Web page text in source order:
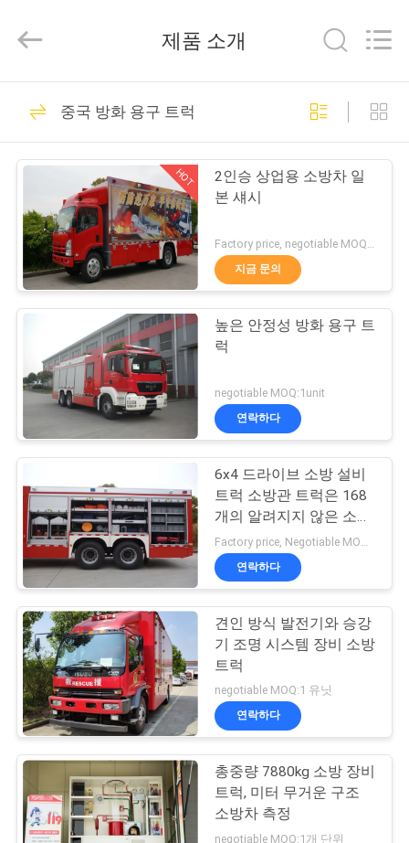
제
우
리
대
하
여
공
장
여
행
품
질
관
리
Shanghai
Jindun
Equipment
Reserved.
상업적인 소방차
44
가벼운 소방차
22
불 싸움 트럭
36
급수탑 소방차
제품 소개
중국 방화 용구 트럭
HOT
2인승 상업용 소방차 일
본 섀시
Factory price, negotiable MOQ:1 유닛
지금 문의
높은 안정성 방화 용구 트
럭
negotiable MOQ:1unit
연락하다
6x4 드라이브 소방 설비
트럭 소방관 트럭은 168
개의 알려지지 않은 소방
설비를 포함합니다
연락하다
견인 방식 발전기와 승강
기 조명 시스템 장비 소방
트럭
negotiable MOQ:1 유닛
연락하다
총중량 7880kg 소방 장비
트럭, 미터 무거운 구조
소방차 측정
negotiable MOQ:1개 단위